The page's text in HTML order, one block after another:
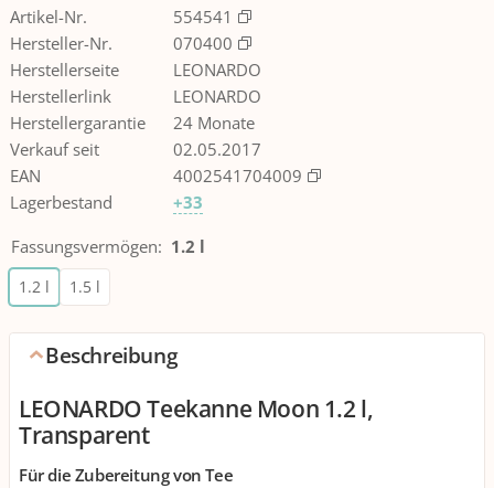
Artikel-Nr.
554541
Hersteller-Nr.
070400
Herstellerseite
LEONARDO
Herstellerlink
LEONARDO
Herstellergarantie
24 Monate
Verkauf seit
02.05.2017
EAN
4002541704009
Lagerbestand
+33
Fassungsvermögen: 1.2 l
1.2 l 1.5 l
Beschreibung
LEONARDO Teekanne Moon 1.2 l,
Transparent
Für die Zubereitung von Tee